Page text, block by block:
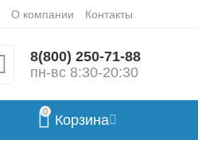
О компании Контакты
8(800) 250-71-88
пн-вс 8:30-20:30
0
Корзина